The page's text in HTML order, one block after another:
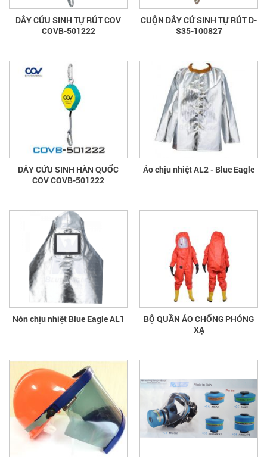
DÂY CỨU SINH TỰ RÚT COV
COVB-501222
CUỘN DÂY CỨ SINH TỰ RÚT D-
S35-100827
DÂY CỨU SINH HÀN QUỐC
COV COVB-501222
Áo chịu nhiệt AL2 - Blue Eagle
Nón chịu nhiệt Blue Eagle AL1
BỘ QUẦN ÁO CHỐNG PHÓNG
XẠ